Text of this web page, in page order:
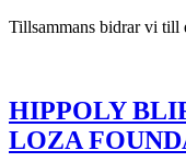
Tillsammans bidrar vi till
HIPPOLY
LOZA